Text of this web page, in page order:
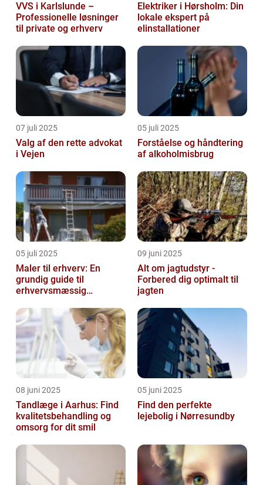
VVS i Karlslunde –
Professionelle løsninger
til private og erhverv
Elektriker i Hørsholm: Din
lokale ekspert på
elinstallationer
07 juli 2025
Valg af den rette advokat
i Vejen
05 juli 2025
Forståelse og håndtering
af alkoholmisbrug
05 juli 2025
Maler til erhverv: En
grundig guide til
erhvervsmæssig
09 juni 2025
Alt om jagtudstyr -
Forbered dig optimalt til
jagten
08 juni 2025
Tandlæge i Aarhus: Find
kvalitetsbehandling og
omsorg for dit smil
05 juni 2025
Find den perfekte
lejebolig i Nørresundby